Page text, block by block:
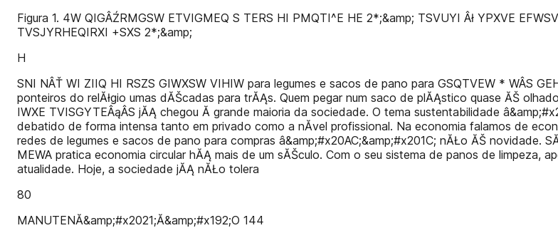
Figura 1. 4W QIGÂŹRMGSW ETVIGMEQ S TERS HI PMQTI^E HE 2*;&amp; TSVUYI Âł YPXVE
TVSJYRHEQIRXI +SXS 2*;&amp;
H
SNI NÂŤ WI ZIIQ HI RSZS GIWXSW VIHIW para legumes e sacos de pano para GSQTVEW * WÂ­S
ponteiros do relĂłgio umas dĂŠcadas para trĂĄs. Quem pegar num saco de plĂĄstico quase ĂŠ
IWXE TVISGYTEÂąÂ­S jĂĄ chegou Ă grande maioria da sociedade. O tema sustentabilidade
debatido de forma intensa tanto em privado como a nĂ­vel profissional. Na economia falamos de
redes de legumes e sacos de pano para compras â&amp;#x20AC;&amp;#x201C; nĂŁo ĂŠ novidade.
MEWA pratica economia circular hĂĄ mais de um sĂŠculo. Com o seu sistema de panos de limpeza,
atualidade. Hoje, a sociedade jĂĄ nĂŁo tolera
80
MANUTENĂ&amp;#x2021;Ă&amp;#x192;O 144